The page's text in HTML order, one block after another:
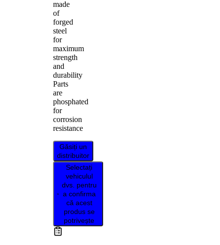
made
of
forged
steel
for
maximum
strength
and
durability
Parts
are
phosphated
for
corrosion
resistance
Găsiți un
distribuitor
Selectați
vehiculul
dvs. pentru
a confirma
că acest
produs se
potrivește